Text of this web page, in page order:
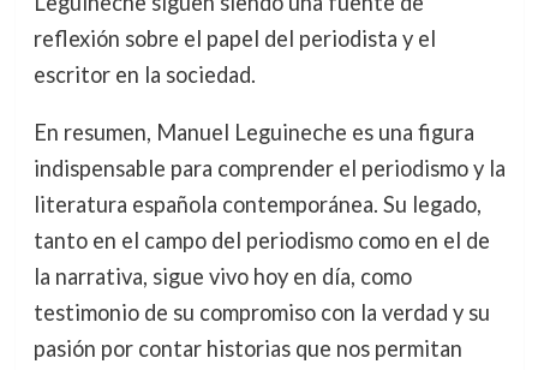
reflexión sobre el papel del periodista y el
escritor en la sociedad.
En resumen, Manuel Leguineche es una figura
indispensable para comprender el periodismo y la
literatura española contemporánea. Su legado,
tanto en el campo del periodismo como en el de
la narrativa, sigue vivo hoy en día, como
testimonio de su compromiso con la verdad y su
pasión por contar historias que nos permitan